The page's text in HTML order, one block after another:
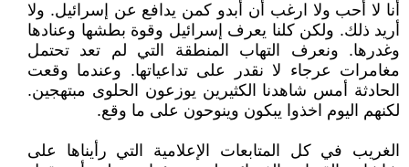
أنا لا أحب ولا ارغب أن أبدو كمن يدافع عن إسرائيل. ولا
أريد ذلك. ولكن كلنا يعرف إسرائيل وقوة بطشها وعنادها
وغدرها. ونعرف التهاب المنطقة التي لم تعد تحتمل
مغامرات عرجاء لا نقدر على تداعياتها. وعندما وقعت
الحادثة أمس شاهدنا الكثيرين يوزعون الحلوى مبتهجين.
لكنهم اليوم اخذوا يبكون وينوحون على ما وقع.
الغريب في كل المتابعات الإعلامية التي رأيناها على